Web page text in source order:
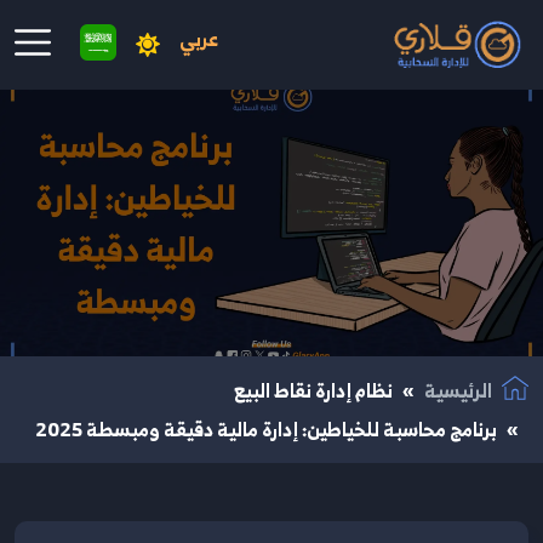
عربي
انتقال إلى المحتوى الرئيسي
الرئيسية
نظام إدارة نقاط البيع
برنامج محاسبة للخياطين: إدارة مالية دقيقة ومبسطة 2025